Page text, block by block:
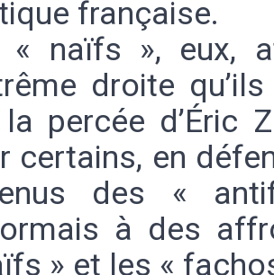
française.
« naïfs », eux,
droite
percée d’Éric
certains, en
des «
à des
» et les «